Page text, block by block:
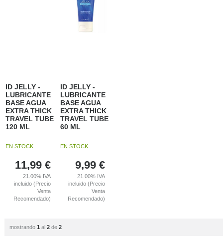
ID JELLY -
LUBRICANTE
BASE AGUA
EXTRA THICK
TRAVEL TUBE
120 ML
EN STOCK
11,99 €
21.00% IVA
incluido (Precio
Venta
Recomendado)
ID JELLY -
LUBRICANTE
BASE AGUA
EXTRA THICK
TRAVEL TUBE
60 ML
EN STOCK
9,99 €
21.00% IVA
incluido (Precio
Venta
Recomendado)
mostrando 1 al 2de 2